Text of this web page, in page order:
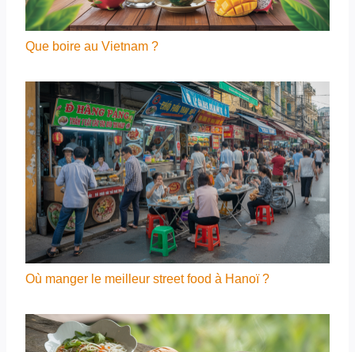
Que boire au Vietnam ?
Où manger le meilleur street food à Hanoï ?